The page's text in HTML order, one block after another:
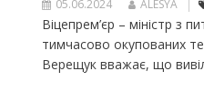
05.06.2024 ALESYA
Віцепрем’єр – міністр з
тимчасово окупованих
Верещук вважає, що